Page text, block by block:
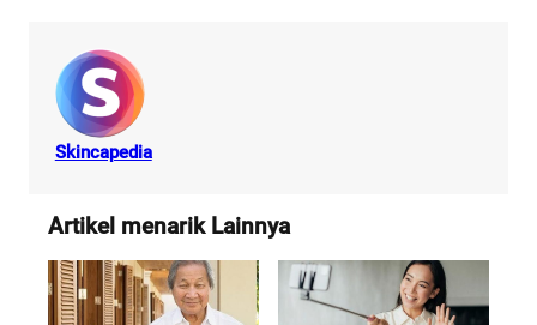
Skincapedia
Artikel menarik Lainnya